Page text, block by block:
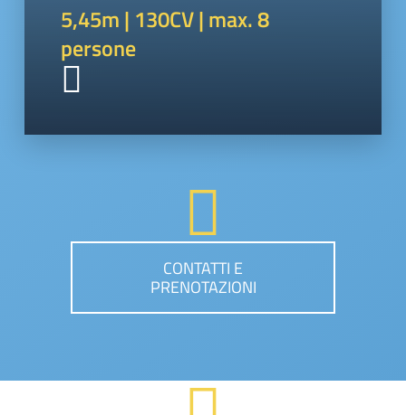
5,45m | 130CV | max. 8
persone
CONTATTI E
PRENOTAZIONI